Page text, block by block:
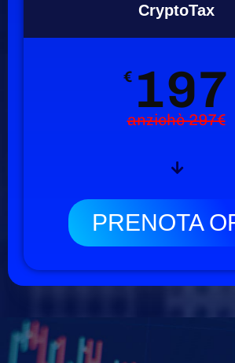
CryptoTax
€ 197
anzichè 297€
PRENOTA